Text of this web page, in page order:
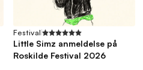
Festival
Little Simz anmeldelse på
Roskilde Festival 2026